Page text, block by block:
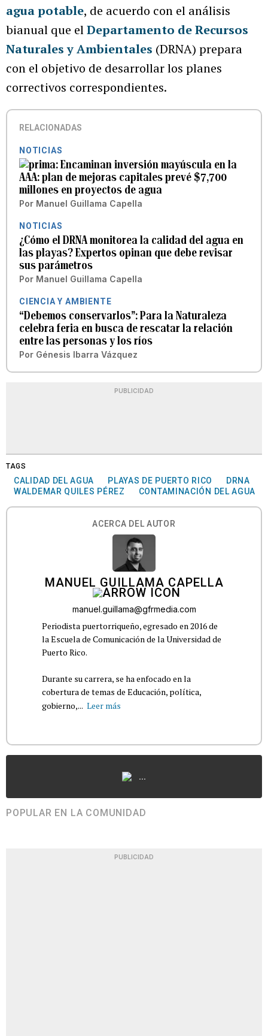
agua potable, de acuerdo con el análisis
bianual que elDepartamento de Recursos
Naturales y Ambientales (DRNA) prepara
con el objetivo de desarrollar los planes
correctivos correspondientes.
RELACIONADAS
NOTICIAS
Encaminan inversión mayúscula en la
AAA: plan de mejoras capitales prevé $7,700
millones en proyectos de agua
Por Manuel Guillama Capella
NOTICIAS
¿Cómo el DRNA monitorea la calidad del agua en
las playas? Expertos opinan que debe revisar
sus parámetros
Por Manuel Guillama Capella
CIENCIA Y AMBIENTE
“Debemos conservarlos”: Para la Naturaleza
celebra feria en busca de rescatar la relación
entre las personas y los ríos
Por Génesis Ibarra Vázquez
PUBLICIDAD
TAGS
CALIDAD DEL AGUA PLAYAS DE PUERTO RICO
DRNA
WALDEMAR QUILES PÉREZ
CONTAMINACIÓN DEL AGUA
ACERCA DEL AUTOR
MANUEL GUILLAMA CAPELLA
manuel.guillama@gfrmedia.com
Periodista puertorriqueño, egresado en 2016 de
la Escuela de Comunicación de la Universidad de
Puerto Rico.
Durante su carrera, se ha enfocado en la
cobertura de temas de Educación, política,
gobierno,... Leer más
...
POPULAR EN LA COMUNIDAD
PUBLICIDAD